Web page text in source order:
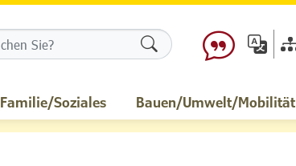
Formularschaltfläche
Familie/Soziales Bauen/Umwelt/Mobilität